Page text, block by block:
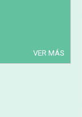
VER MÁS